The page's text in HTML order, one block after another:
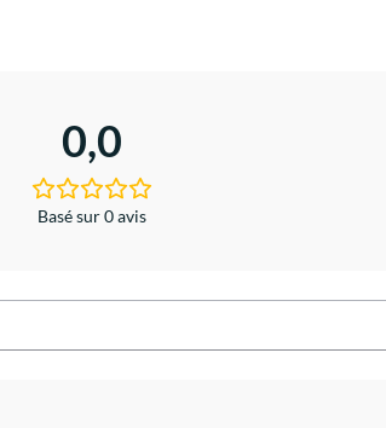
0,0
Basé sur 0 avis